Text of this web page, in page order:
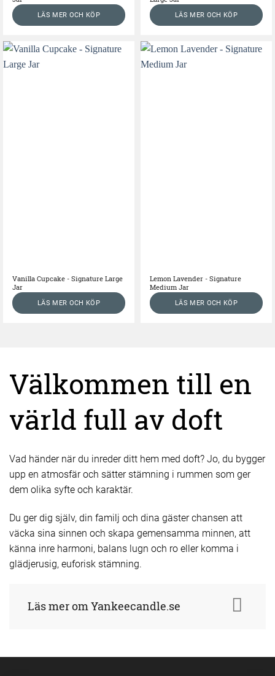
LÄS MER OCH KÖP
LÄS MER OCH KÖP
Vanilla Cupcake - Signature Large
Jar
LÄS MER OCH KÖP
Lemon Lavender - Signature
Medium Jar
LÄS MER OCH KÖP
Välkommen till en
värld full av doft
Vad händer när du inreder ditt hem med doft? Jo, du bygger
upp en atmosfär och sätter stämning i rummen som ger
dem olika syfte och karaktär.
Du ger dig själv, din familj och dina gäster chansen att
väcka sina sinnen och skapa gemensamma minnen, att
känna inre harmoni, balans lugn och ro eller komma i
glädjerusig, euforisk stämning.
Läs mer om Yankeecandle.se